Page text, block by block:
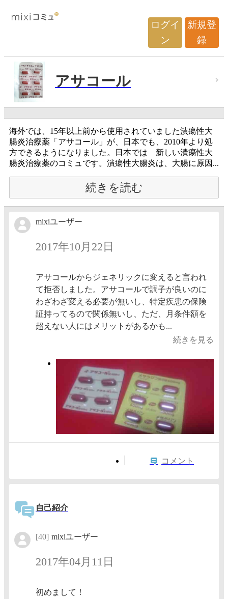
ログイ
ン
新規登
録
アサコール
海外では、15年以上前から使用されていました潰瘍性大
腸炎治療薬「アサコール」が、日本でも、2010年より処
方できるようになりました。日本では 新しい潰瘍性大
腸炎治療薬のコミュです。潰瘍性大腸炎は、大腸に原因...
続きを読む
mixiユーザー
2017年10月22日
アサコールからジェネリックに変えると言われ
て拒否しました。アサコールで調子が良いのに
わざわざ変える必要が無いし、特定疾患の保険
証持ってるので関係無いし、ただ、月条件額を
超えない人にはメリットがあるかも...
続きを見る
コメント
自己紹介
[40] mixiユーザー
2017年04月11日
初めまして！